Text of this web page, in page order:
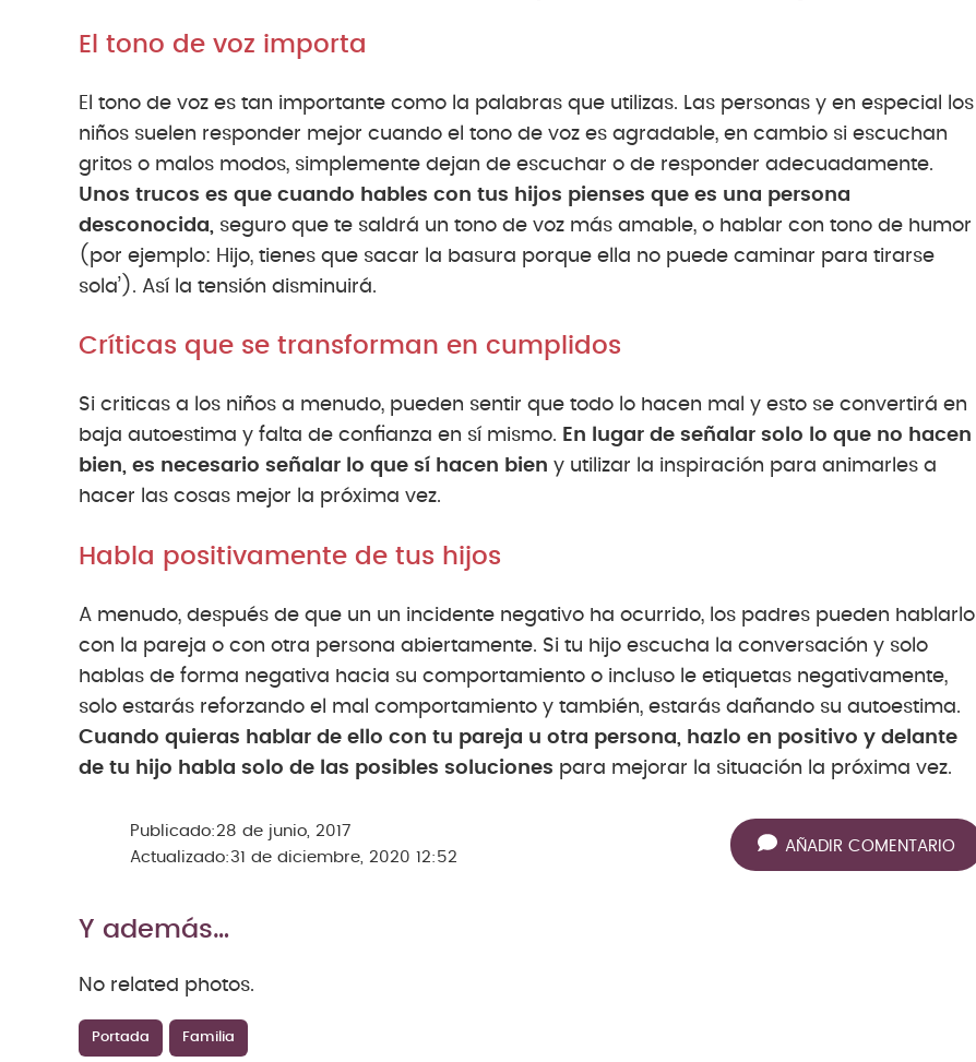
El tono de voz importa
El tono de voz es tan importante como la palabras que utilizas. Las personas y en especial los
niños suelen responder mejor cuando el tono de voz es agradable, en cambio si escuchan
gritos o malos modos, simplemente dejan de escuchar o de responder adecuadamente.
Unos trucos es que cuando hables con tus hijos pienses que es una persona
desconocida, seguro que te saldrá un tono de voz más amable, o hablar con tono de humor
(por ejemplo: Hijo, tienes que sacar la basura porque ella no puede caminar para tirarse
sola’). Así la tensión disminuirá.
Críticas que se transforman en cumplidos
Si criticas a los niños a menudo, pueden sentir que todo lo hacen mal y esto se convertirá en
baja autoestima y falta de confianza en sí mismo. En lugar de señalar solo lo que no hacen
bien, es necesario señalar lo que sí hacen bien y utilizar la inspiración para animarles a
hacer las cosas mejor la próxima vez.
Habla positivamente de tus hijos
A menudo, después de que un un incidente negativo ha ocurrido, los padres pueden hablarlo
con la pareja o con otra persona abiertamente. Si tu hijo escucha la conversación y solo
hablas de forma negativa hacia su comportamiento o incluso le etiquetas negativamente,
solo estarás reforzando el mal comportamiento y también, estarás dañando su autoestima.
Cuando quieras hablar de ello con tu pareja u otra persona, hazlo en positivo y delante
de tu hijo habla solo de las posibles soluciones para mejorar la situación la próxima vez.
Publicado: 28 de junio, 2017
Actualizado: 31 de diciembre, 2020 12:52
AÑADIR COMENTARIO
Y además…
No related photos.
Portada Familia